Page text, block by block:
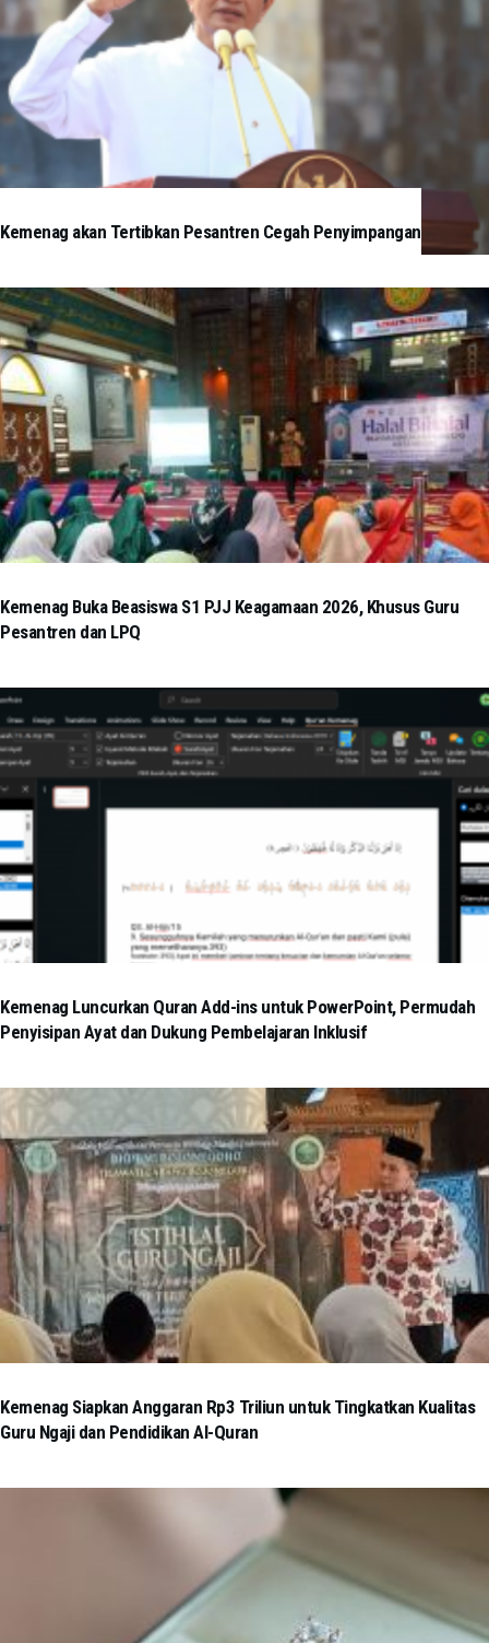
Kemenag akan Tertibkan Pesantren Cegah Penyimpangan
Kemenag Buka Beasiswa S1 PJJ Keagamaan 2026, Khusus Guru
Pesantren dan LPQ
Kemenag Luncurkan Quran Add-ins untuk PowerPoint, Permudah
Penyisipan Ayat dan Dukung Pembelajaran Inklusif
Kemenag Siapkan Anggaran Rp3 Triliun untuk Tingkatkan Kualitas
Guru Ngaji dan Pendidikan Al-Quran